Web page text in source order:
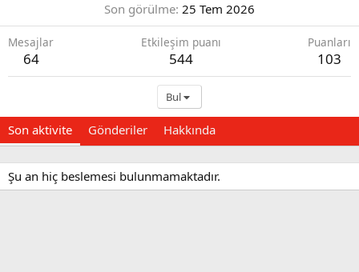
Son görülme 25 Tem 2026
Mesajlar
64
Etkileşim puanı
544
Puanları
103
Bul
Son aktivite Gönderiler Hakkında
Şu an hiç beslemesi bulunmamaktadır.